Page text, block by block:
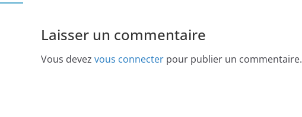
Laisser un commentaire
Vous devez vous connecter pour publier un commentaire.